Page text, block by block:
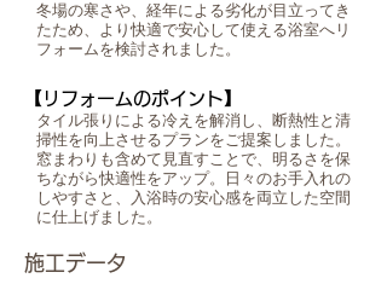
冬場の寒さや、経年による劣化が目立ってき
たため、より快適で安心して使える浴室へリ
フォームを検討されました。
【リフォームのポイント】
タイル張りによる冷えを解消し、断熱性と清
掃性を向上させるプランをご提案しました。
窓まわりも含めて見直すことで、明るさを保
ちながら快適性をアップ。日々のお手入れの
しやすさと、入浴時の安心感を両立した空間
に仕上げました。
施工データ